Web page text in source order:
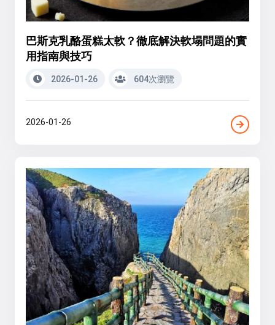
巴斯克乳酪蛋糕太軟？徹底解決軟塌問題的實
用指南與技巧
2026-01-26 604次瀏覽
2026-01-26